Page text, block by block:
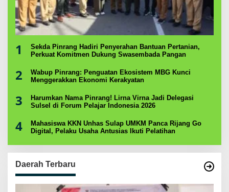
1
Sekda Pinrang Hadiri Penyerahan Bantuan Pertanian,
Perkuat Komitmen Dukung Swasembada Pangan
2
Wabup Pinrang: Penguatan Ekosistem MBG Kunci
Menggerakkan Ekonomi Kerakyatan
3
Harumkan Nama Pinrang! Lirna Virna Jadi Delegasi
Sulsel di Forum Pelajar Indonesia 2026
4
Mahasiswa KKN Unhas Sulap UMKM Panca Rijang Go
Digital, Pelaku Usaha Antusias Ikuti Pelatihan
Daerah Terbaru